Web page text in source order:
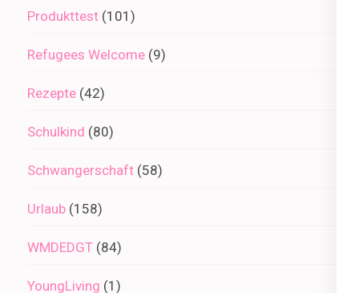
Produkttest (101)
Refugees Welcome (9)
Rezepte (42)
Schulkind (80)
Schwangerschaft (58)
Urlaub (158)
WMDEDGT (84)
YoungLiving (1)